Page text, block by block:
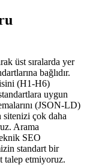
üst sıralarda yer
bağlıdır.
(H1-H6)
uygun
(JSON-LD)
sitenizi çok daha
Arama
SEO
standart bir
talep etmiyoruz.